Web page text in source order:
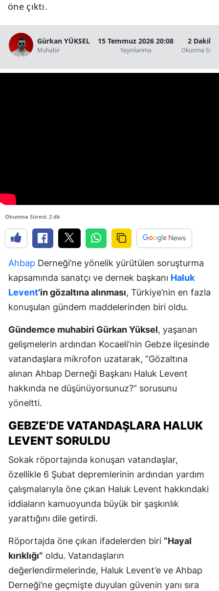
öne çıktı.
Gürkan YÜKSEL
Muhabir
15 Temmuz 2026 20:08
Yayınlanma
2 Dakika
Okunma
Okunma Süresi: 2 dk
Ahbap Derneği’ne yönelik yürütülen soruşturma
kapsamında sanatçı ve dernek başkanı Haluk
Levent’in gözaltına alınması, Türkiye’nin en fazla
konuşulan gündem maddelerinden biri oldu.
Gündemce muhabiri Gürkan Yüksel, yaşanan
gelişmelerin ardından Kocaeli’nin Gebze ilçesinde
vatandaşlara mikrofon uzatarak, “Gözaltına
alınan Ahbap Derneği Başkanı Haluk Levent
hakkında ne düşünüyorsunuz?” sorusunu
yöneltti.
GEBZE’DE VATANDAŞLARA HALUK
LEVENT SORULDU
Sokak röportajında konuşan vatandaşlar,
özellikle 6 Şubat depremlerinin ardından yardım
çalışmalarıyla öne çıkan Haluk Levent hakkındaki
iddiaların kamuoyunda büyük bir şaşkınlık
yarattığını dile getirdi.
Röportajda öne çıkan ifadelerden biri “Hayal
kırıklığı” oldu. Vatandaşların
değerlendirmelerinde, Haluk Levent’e ve Ahbap
Derneği’ne geçmişte duyulan güvenin yanı sıra